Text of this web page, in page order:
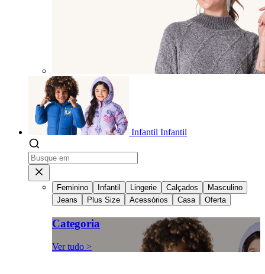
Infantil Infantil
Feminino Infantil Lingerie Calçados
Masculino
Jeans
Plus Size Acessórios Casa Oferta
Categoria
Ver tudo >